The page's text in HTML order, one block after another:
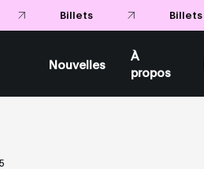
Billets Billets
Nouvelles
À
propos